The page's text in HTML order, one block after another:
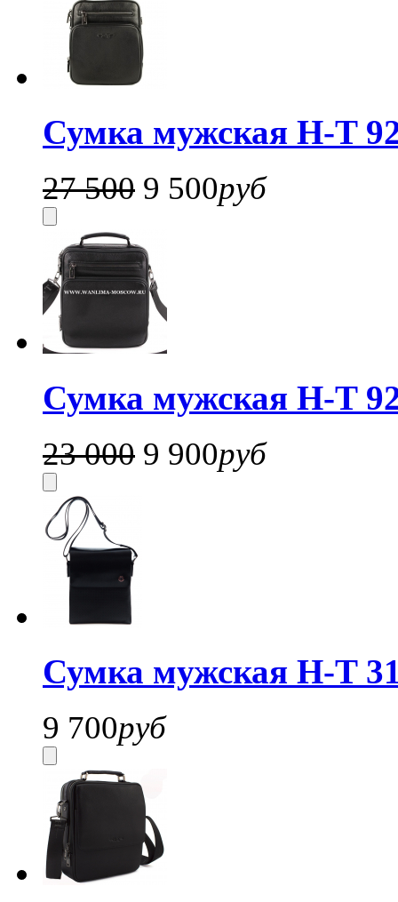
Сумка мужская H-T
27 500 9 500руб
Сумка мужская H-T
23 000 9 900руб
Сумка мужская H-T
9 700руб